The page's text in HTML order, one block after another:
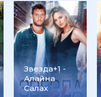
Звезда+1 -
Алайна
Салах